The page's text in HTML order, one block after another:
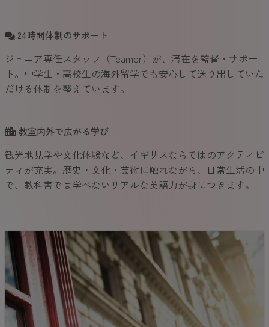
24時間体制のサポート
ジュニア専任スタッフ（Teamer）が、滞在を監督・サポー
ト。中学生・高校生の海外留学でも安心して送り出していた
だける体制を整えています。
教室内外で広がる学び
観光地見学や文化体験など、イギリスならではのアクティビ
ティが充実。歴史・文化・芸術に触れながら、日常生活の中
で、教科書では学べないリアルな英語力が身につきます。